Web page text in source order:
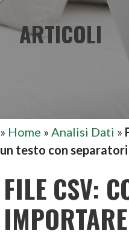
ARTICOLI
» Home » Analisi Dati »
un testo con separatori
FILE CSV: